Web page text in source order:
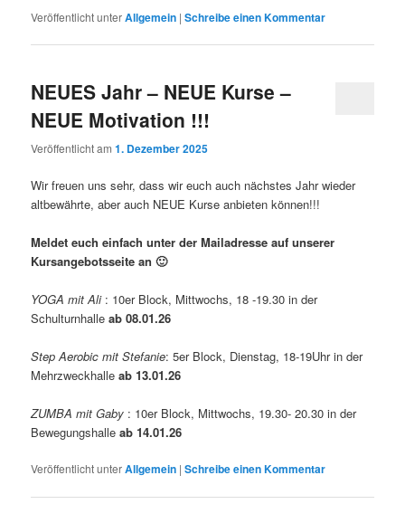
Veröffentlicht unterAllgemein |Schreibe einen Kommentar
NEUES Jahr – NEUE Kurse –
NEUE Motivation !!!
Veröffentlicht am1. Dezember 2025
Wir freuen uns sehr, dass wir euch auch nächstes Jahr wieder
altbewährte, aber auch NEUE Kurse anbieten können!!!
Meldet euch einfach unter der Mailadresse auf unserer
Kursangebotsseite an 🙂
YOGA mit Ali: 10er Block, Mittwochs, 18 -19.30 in der
Schulturnhalleab 08.01.26
Step Aerobic mit Stefanie: 5er Block, Dienstag, 18-19Uhr in der
Mehrzweckhalleab 13.01.26
ZUMBA mit Gaby : 10er Block, Mittwochs, 19.30- 20.30 in der
Bewegungshalleab 14.01.26
Veröffentlicht unterAllgemein |Schreibe einen Kommentar